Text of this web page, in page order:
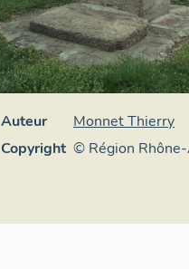
Auteur
Monnet Thierry
Copyright © Région